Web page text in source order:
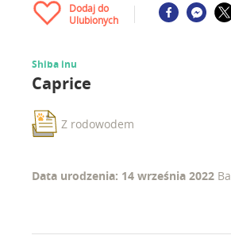
Dodaj do
Ulubionych
Shiba inu
Caprice
Z rodowodem
Data urodzenia: 14 września 2022